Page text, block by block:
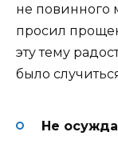
не повинного
просил
эту тему
было
Не